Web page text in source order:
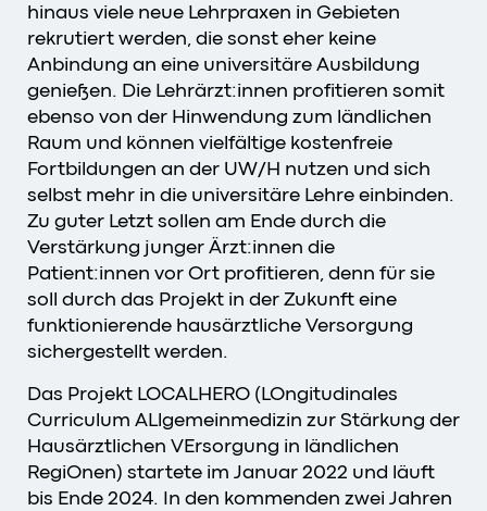
hinaus viele neue Lehrpraxen in Gebieten
rekrutiert werden, die sonst eher keine
Anbindung an eine universitäre Ausbildung
genießen. Die Lehrärzt:innen profitieren somit
ebenso von der Hinwendung zum ländlichen
Raum und können vielfältige kostenfreie
Fortbildungen an der UW/H nutzen und sich
selbst mehr in die universitäre Lehre einbinden.
Zu guter Letzt sollen am Ende durch die
Verstärkung junger Ärzt:innen die
Patient:innen vor Ort profitieren, denn für sie
soll durch das Projekt in der Zukunft eine
funktionierende hausärztliche Versorgung
sichergestellt werden.
Das Projekt LOCALHERO (LOngitudinales
Curriculum ALlgemeinmedizin zur Stärkung der
Hausärztlichen VErsorgung in ländlichen
RegiOnen) startete im Januar 2022 und läuft
bis Ende 2024. In den kommenden zwei Jahren